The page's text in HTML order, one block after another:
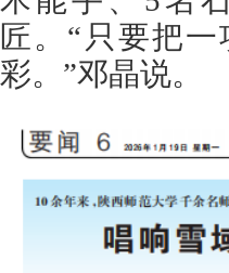
匠。“只要把
彩。”邓晶说。